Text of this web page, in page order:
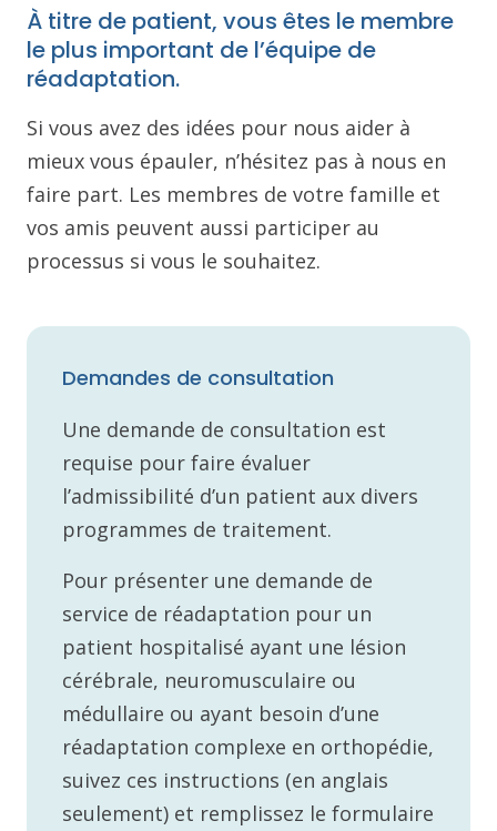
À titre de patient, vous êtes le membre
le plus important de l’équipe de
réadaptation.
Si vous avez des idées pour nous aider à
mieux vous épauler, n’hésitez pas à nous en
faire part. Les membres de votre famille et
vos amis peuvent aussi participer au
processus si vous le souhaitez.
Demandes de consultation
Une demande de consultation est
requise pour faire évaluer
l’admissibilité d’un patient aux divers
programmes de traitement.
Pour présenter une demande de
service de réadaptation pour un
patient hospitalisé ayant une lésion
cérébrale, neuromusculaire ou
médullaire ou ayant besoin d’une
réadaptation complexe en orthopédie,
suivez ces instructions (en anglais
seulement) et remplissez le formulaire